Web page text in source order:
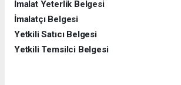
İmalat Yeterlik Belgesi
İmalatçı Belgesi
Yetkili Satıcı Belgesi
Yetkili Temsilci Belgesi